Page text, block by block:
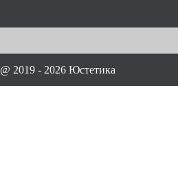
@ 2019 - 2026 Юстетика